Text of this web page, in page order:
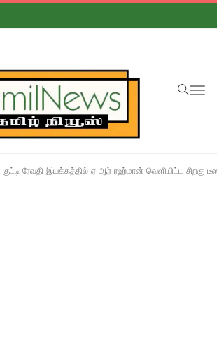
குட்டி ரேவதி இயக்கத்தில் ஏ ஆர் ரஹ்மான் வெளியிட்ட சிறகு